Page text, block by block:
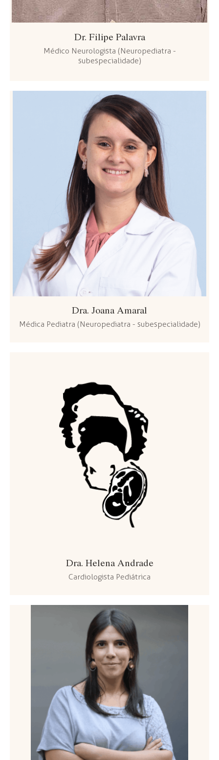
Dr. Filipe Palavra
Médico Neurologista (Neuropediatra -
subespecialidade)
Dra. Joana Amaral
Médica Pediatra (Neuropediatra - subespecialidade)
Dra. Helena Andrade
Cardiologista Pediátrica